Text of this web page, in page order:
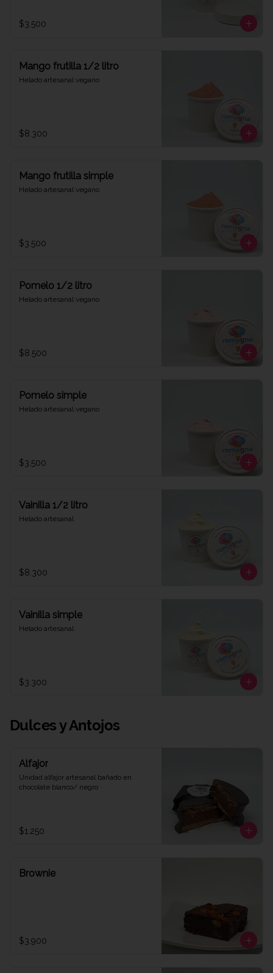
$3.500
Mango frutilla 1/2 litro
Helado artesanal vegano
$8.300
Mango frutilla simple
Helado artesanal vegano
$3.500
Pomelo 1/2 litro
Helado artesanal vegano
$8.500
Pomelo simple
Helado artesanal vegano
$3.500
Vainilla 1/2 litro
Helado artesanal
$8.300
Vainilla simple
Helado artesanal
$3.300
Dulces y Antojos
Alfajor
Unidad alfajor artesanal bañado en
chocolate blanco/ negro
$1.250
Brownie
$3.900